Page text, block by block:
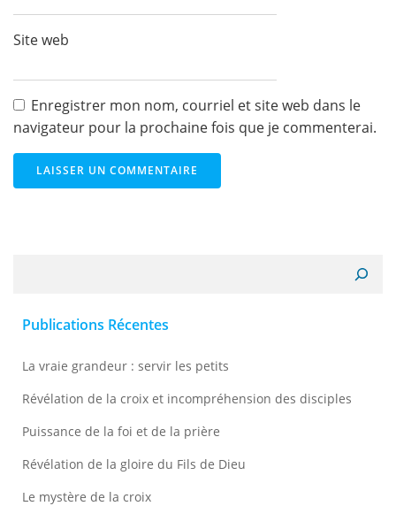
Site web
Enregistrer mon nom, courriel et site web dans le
navigateur pour la prochaine fois que je commenterai.
Publications Récentes
La vraie grandeur : servir les petits
Révélation de la croix et incompréhension des disciples
Puissance de la foi et de la prière
Révélation de la gloire du Fils de Dieu
Le mystère de la croix